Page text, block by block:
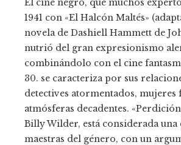
El cine negro, que muchos
1941 con «El Halcón Maltés»
novela de Dashiell Hammett de
nutrió del gran expresionismo
combinándolo con el cine
30. se caracteriza por sus
detectives atormentados, mujeres
atmósferas decadentes.
Billy Wilder, está considerada una
maestras del género, con un